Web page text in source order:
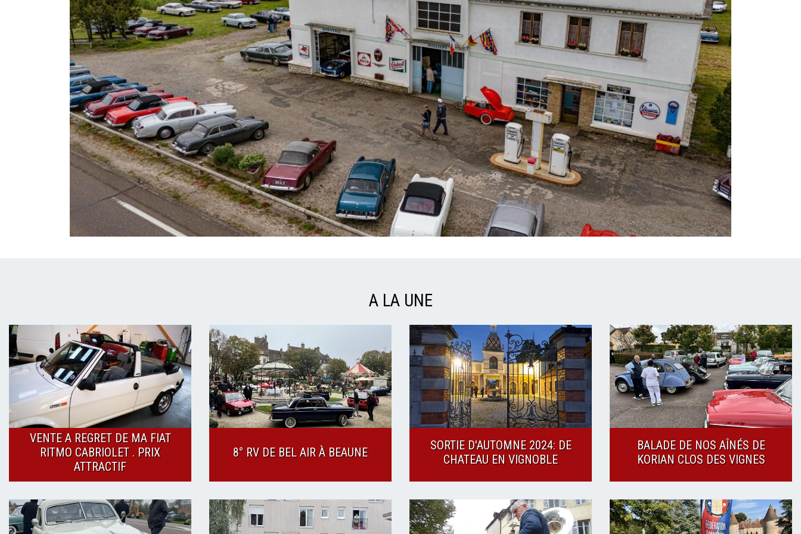
A LA UNE
VENTE A REGRET DE MA FIAT
RITMO CABRIOLET . PRIX
ATTRACTIF
8° RV DE BEL AIR À BEAUNE
SORTIE D'AUTOMNE 2024: DE
CHATEAU EN VIGNOBLE
BALADE DE NOS AÎNÉS DE
KORIAN CLOS DES VIGNES